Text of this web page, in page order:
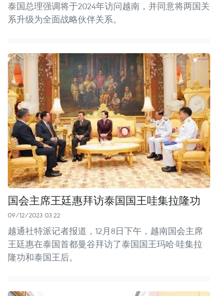
泰国总理强调将于2024年访问越南，并同意将两国关
系升级为全面战略伙伴关系。
国会主席王廷惠拜访泰国国王哇集拉隆功
09/12/2023 03:22
越通社特派记者报道，12月8日下午，越南国会主席
王廷惠在泰国首都曼谷拜访了泰国国王玛哈·哇集拉
隆功和泰国王后。